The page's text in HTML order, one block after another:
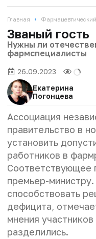
Главная •
Званый гость
Нужны ли
фармспециалисты
26.09.2023
Екатерина
Погонцева
Ассоциация
правительство в
установить
работников в
Соответствующее
премьер-
способствовать
дефицита,
мнения
разделились.